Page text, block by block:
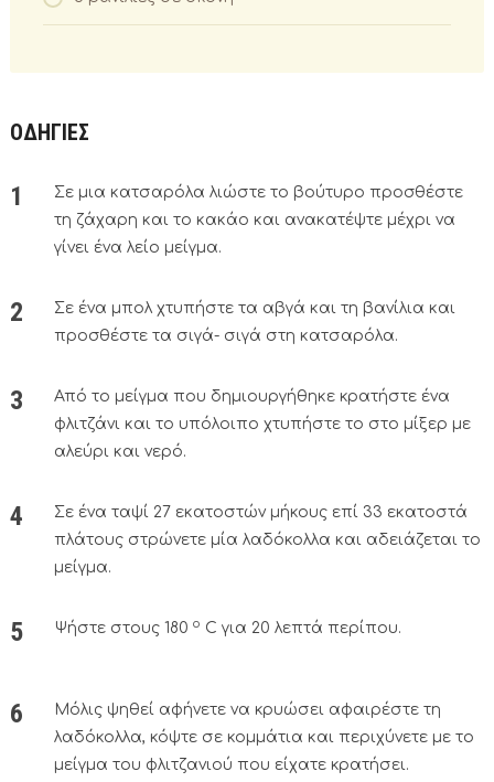
ΟΔΗΓΙΕΣ
Σε μια κατσαρόλα λιώστε το βούτυρο προσθέστε
τη ζάχαρη και το κακάο και ανακατέψτε μέχρι να
γίνει ένα λείο μείγμα.
Σε ένα μπολ χτυπήστε τα αβγά και τη βανίλια και
προσθέστε τα σιγά- σιγά στη κατσαρόλα.
Από το μείγμα που δημιουργήθηκε κρατήστε ένα
φλιτζάνι και το υπόλοιπο χτυπήστε το στο μίξερ με
αλεύρι και νερό.
Σε ένα ταψί 27 εκατοστών μήκους επί 33 εκατοστά
πλάτους στρώνετε μία λαδόκολλα και αδειάζεται το
μείγμα.
Ψήστε στους 180 ο C για 20 λεπτά περίπου.
Μόλις ψηθεί αφήνετε να κρυώσει αφαιρέστε τη
λαδόκολλα, κόψτε σε κομμάτια και περιχύνετε με το
μείγμα του φλιτζανιού που είχατε κρατήσει.